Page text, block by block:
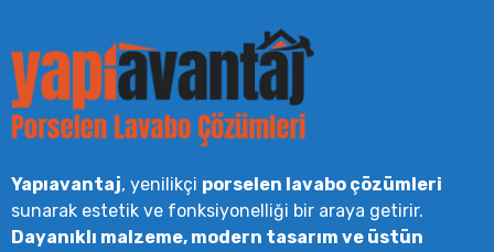
Yapıavantaj, yenilikçi porselen lavabo çözümleri
sunarak estetik ve fonksiyonelliği bir araya getirir.
Dayanıklı malzeme, modern tasarım ve üstün